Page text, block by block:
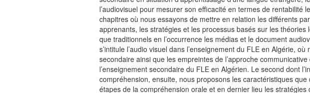
l’audiovisuel pour mesurer son efficacité en termes de
chapitres où nous essayons de mettre en relation les différents
apprenants, les stratégies et les processus basés sur les
que traditionnels en l’occurrence les médias et le document
s’intitule l’audio visuel dans l’enseignement du FLE en Algérie,
secondaire ainsi que les empreintes de l’approche
l’enseignement secondaire du FLE en Algérien. Le second dont
compréhension, ensuite, nous proposons les caractéristiques
étapes de la compréhension orale et en dernier lieu les